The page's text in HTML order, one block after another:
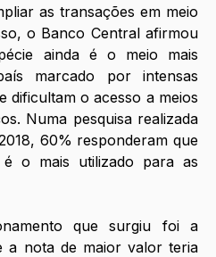
as transações em meio
o Banco Central afirmou
ainda é o meio mais
marcado por intensas
dificultam o acesso a meios
Numa pesquisa realizada
60% responderam que
o mais utilizado para as
que surgiu foi a
a nota de maior valor teria